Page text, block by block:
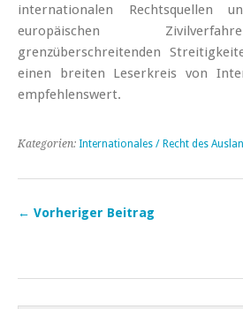
internationalen Rechtsquellen
europäischen
grenzüberschreitenden
einen breiten Leserkreis von
empfehlenswert.
Kategorien: Internationales / Recht des
← Vorheriger Beitrag